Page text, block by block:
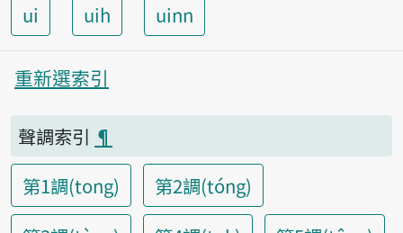
ui uih uinn
重新選索引
聲調索引 ¶
第1調(tong)
第2調(tóng)